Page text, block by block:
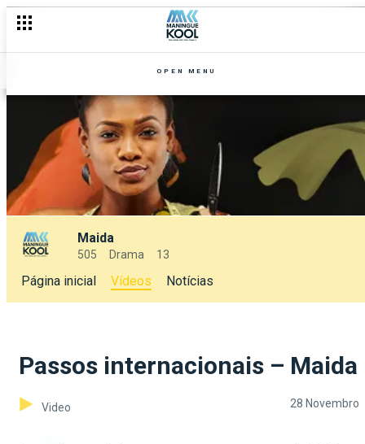
OPEN MENU
Maida
505 Drama 13
Página inicial Vídeos Notícias
Passos internacionais – Maida
Video 28 Novembro